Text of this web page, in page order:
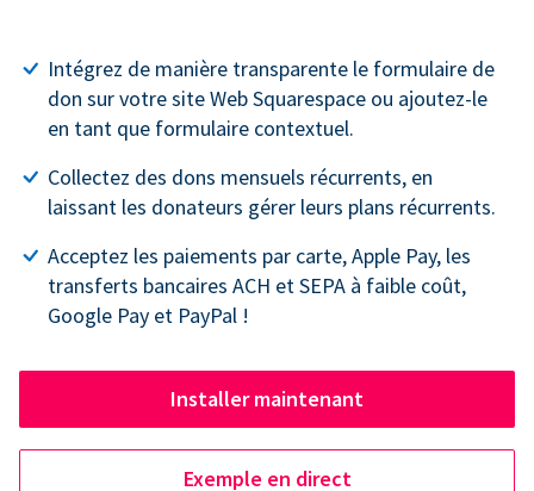
Intégrez de manière transparente le formulaire de
don sur votre site Web Squarespace ou ajoutez-le
en tant que formulaire contextuel.
Collectez des dons mensuels récurrents, en
laissant les donateurs gérer leurs plans récurrents.
Acceptez les paiements par carte, Apple Pay, les
transferts bancaires ACH et SEPA à faible coût,
Google Pay et PayPal !
Installer maintenant
Exemple en direct